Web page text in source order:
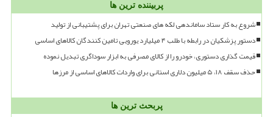
پربیننده ترین ها
شروع به کار ستاد ساماندهی لکه های صنعتی تهران برای پشتیبانی از تولید
دستور پزشکیان در رابطه با طلب ۴ میلیارد یورویی تامین کنندگان کالاهای اساسی
قیمت گذاری دستوری، خودرو را از کالای مصرفی به ابزار سوداگری تبدیل نموده
حذف سقف ۱۸، ۵ میلیون دلاری استانی برای واردات کالاهای اساسی از مرزها
پربحث ترین ها